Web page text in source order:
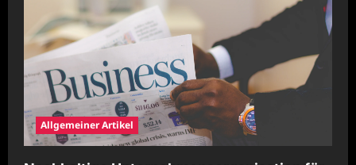
Allgemeiner Artikel